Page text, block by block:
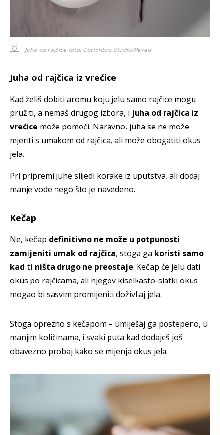
Juha od rajčice foto: Cottonbro Studio/Pexels
Juha od rajčica iz vrećice
Kad želiš dobiti aromu koju jelu samo rajčice mogu
pružiti, a nemaš drugog izbora, i juha od rajčica iz
vrećice može pomoći. Naravno, juha se ne može
mjeriti s umakom od rajčica, ali može obogatiti okus
jela.
Pri pripremi juhe slijedi korake iz uputstva, ali dodaj
manje vode nego što je navedeno.
Kečap
Ne, kečap definitivno ne može u potpunosti
zamijeniti umak od rajčica, stoga ga koristi samo
kad ti ništa drugo ne preostaje. Kečap će jelu dati
okus po rajčicama, ali njegov kiselkasto-slatki okus
mogao bi sasvim promijeniti doživljaj jela.
Stoga oprezno s kečapom – umiješaj ga postepeno, u
manjim količinama, i svaki puta kad dodaješ još
obavezno probaj kako se mijenja okus jela.